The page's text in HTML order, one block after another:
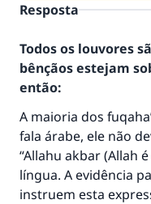
Resposta
Todos os louvores
bênçãos estejam
então:
A maioria dos
fala árabe, ele não
“Allahu akbar (Allah
língua. A evidência
instruem esta